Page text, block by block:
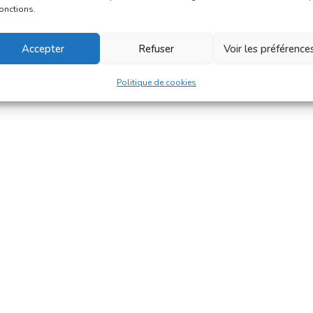
Accepter Refuser Voir les
Politique de cookies